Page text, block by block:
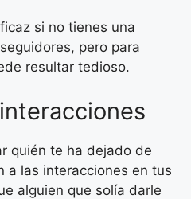
si no tienes una
pero para
resultar tedioso.
quién te ha dejado de
a las interacciones en tus
alguien que solía darle